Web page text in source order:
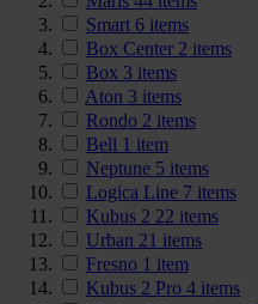
Smart 6 items
Box Center 2 items
Box 3 items
Aton 3 items
Rondo 2 items
Bell 1 item
Neptune 5 items
Logica Line 7 items
Kubus 2 22 items
Urban 21 items
Fresno 1 item
Kubus 2 Pro 4 items